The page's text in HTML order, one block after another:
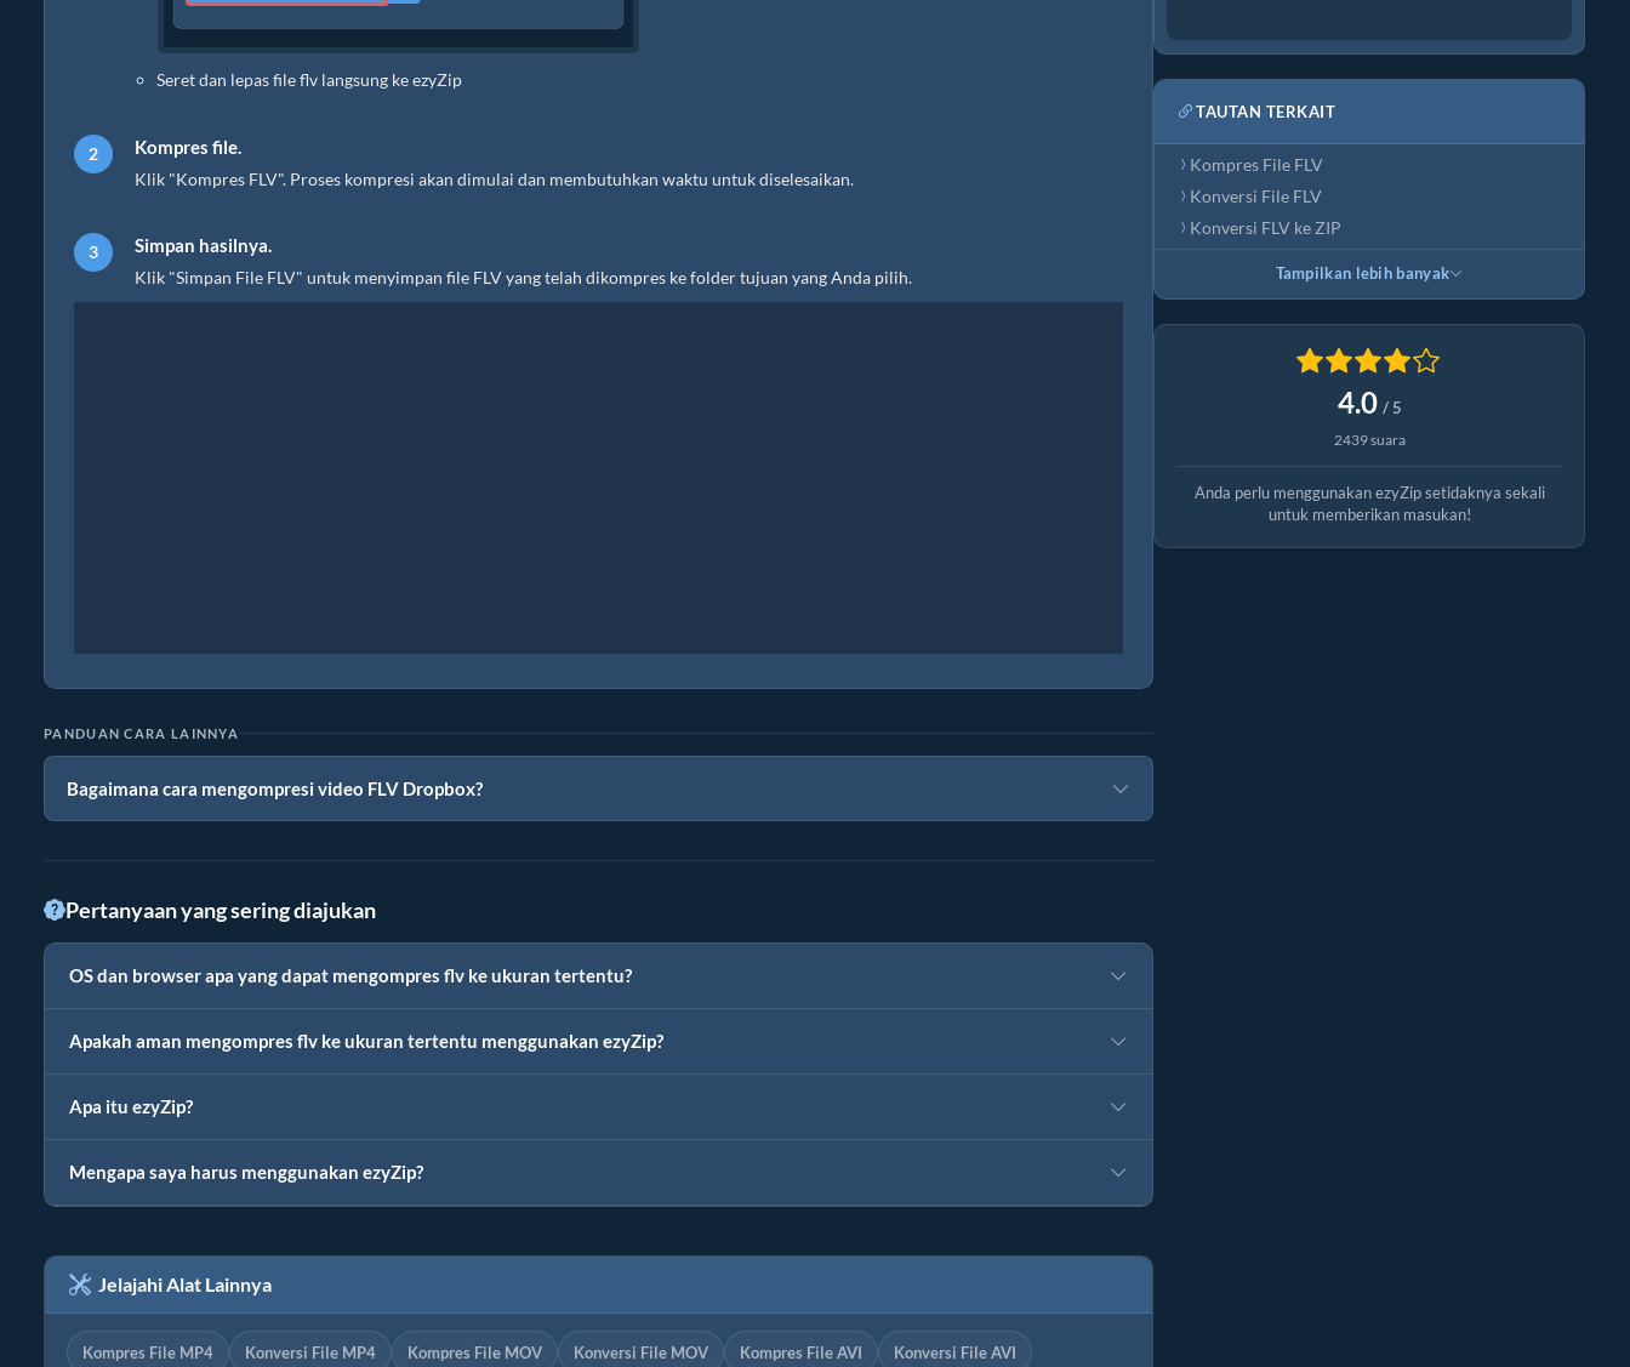
Seret dan lepas file flv langsung ke ezyZip
Kompres file.
Klik "Kompres FLV". Proses kompresi akan dimulai dan membutuhkan waktu untuk diselesaikan.
Simpan hasilnya.
Klik "Simpan File FLV" untuk menyimpan file FLV yang telah dikompres ke folder tujuan yang Anda pilih.
PANDUAN CARA LAINNYA
Bagaimana cara mengompresi video FLV Dropbox?
Pertanyaan yang sering diajukan
OS dan browser apa yang dapat mengompres flv ke ukuran tertentu?
Apakah aman mengompres flv ke ukuran tertentu menggunakan ezyZip?
Apa itu ezyZip?
Mengapa saya harus menggunakan ezyZip?
Jelajahi Alat Lainnya
Kompres File MP4 Konversi File MP4 Kompres File MOV Konversi File MOV Kompres File AVI Konversi File AVI
TAUTAN TERKAIT
Kompres File FLV
Konversi File FLV
Konversi FLV ke ZIP
Tampilkan lebih banyak
4.0 / 5
2439 suara
Anda perlu menggunakan ezyZip setidaknya sekali
untuk memberikan masukan!